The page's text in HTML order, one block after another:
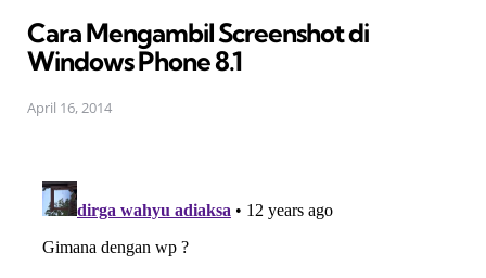
Cara Mengambil Screenshot di
Windows Phone 8.1
April 16, 2014